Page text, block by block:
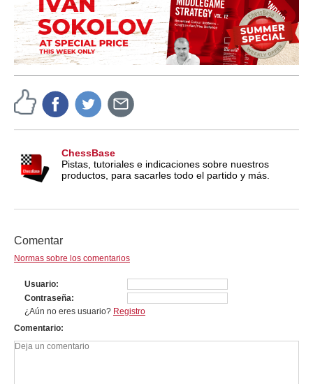
ChessBase
Pistas, tutoriales e indicaciones sobre nuestros
productos, para sacarles todo el partido y más.
Comentar
Normas sobre los comentarios
Usuario
Contraseña
¿Aún no eres usuario? Registro
Comentario